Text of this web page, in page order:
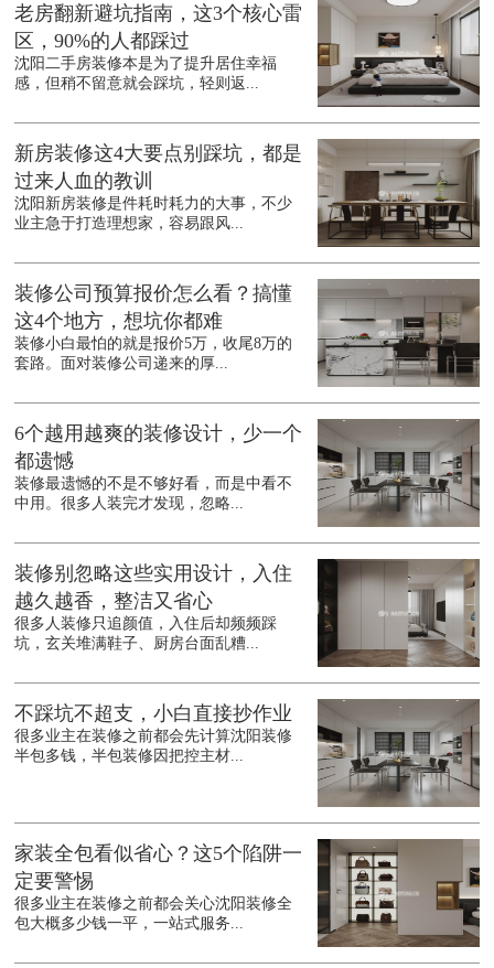
老房翻新避坑指南，这3个核心雷
区，90%的人都踩过
沈阳二手房装修本是为了提升居住幸福
感，但稍不留意就会踩坑，轻则返...
新房装修这4大要点别踩坑，都是
过来人血的教训
沈阳新房装修是件耗时耗力的大事，不少
业主急于打造理想家，容易跟风...
装修公司预算报价怎么看？搞懂
这4个地方，想坑你都难
装修小白最怕的就是报价5万，收尾8万的
套路。面对装修公司递来的厚...
6个越用越爽的装修设计，少一个
都遗憾
装修最遗憾的不是不够好看，而是中看不
中用。很多人装完才发现，忽略...
装修别忽略这些实用设计，入住
越久越香，整洁又省心
很多人装修只追颜值，入住后却频频踩
坑，玄关堆满鞋子、厨房台面乱糟...
不踩坑不超支，小白直接抄作业
很多业主在装修之前都会先计算沈阳装修
半包多钱，半包装修因把控主材...
家装全包看似省心？这5个陷阱一
定要警惕
很多业主在装修之前都会关心沈阳装修全
包大概多少钱一平，一站式服务...